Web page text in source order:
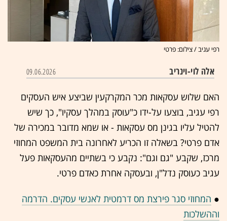
רפי עגיב / צילום: פרטי
אלה לוי-וינריב 09.06.2026
האם שלוש עסקאות מכר המקרקעין שביצע איש העסקים
רפי עגיב, בוצעו על-ידו כ"עוסק במהלך עסקיו", כך שיש
להטיל עליו בגינן מס עסקאות - או שמא מדובר במכירה של
אדם פרטי? בשאלה זו הכריע לאחרונה בית המשפט המחוזי
מרכז, שקבע "גם וגם": נקבע כי בשתיים מהעסקאות פעל
עגיב כעוסק נדל"ן, ובעסקה אחרת כאדם פרטי.
● המחוזי סגר פירצת מס דרמטית לאנשי עסקים. הדרמה
וההשלכות